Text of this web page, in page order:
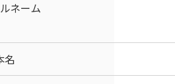
ネーム
名